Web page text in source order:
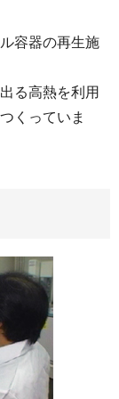
容器の再生施
る高熱を利用
くっていま